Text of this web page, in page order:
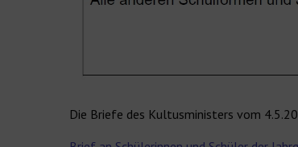
Die Briefe des Kultusministers vom